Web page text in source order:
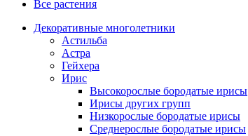
Все растения
Декоративные многолетники
Астильба
Астра
Гейхера
Ирис
Высокорослые бородатые ирисы
Ирисы других групп
Низкорослые бородатые ирисы
Среднерослые бородатые ирисы